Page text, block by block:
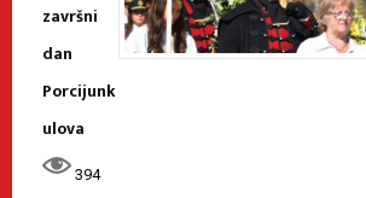
završni
dan
Porcijunk
ulova
394